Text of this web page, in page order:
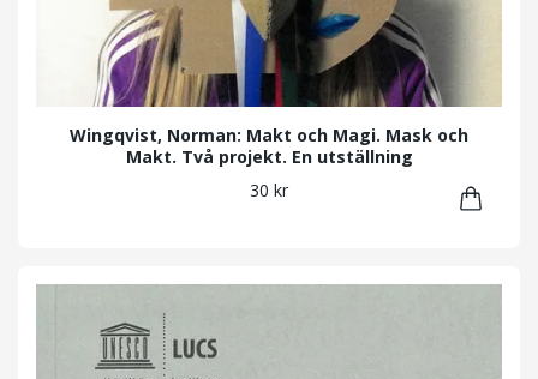
Wingqvist, Norman: Makt och Magi. Mask och
Makt. Två projekt. En utställning
30 kr